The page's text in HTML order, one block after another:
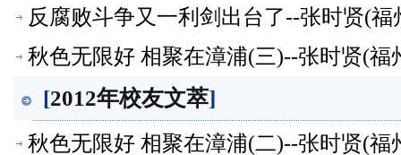
反腐败斗争又一利剑出台了--张时贤(
秋色无限好 相聚在漳浦(三)--张时贤(福
[2012年校友文萃]
秋色无限好 相聚在漳浦(二)--张时贤(福